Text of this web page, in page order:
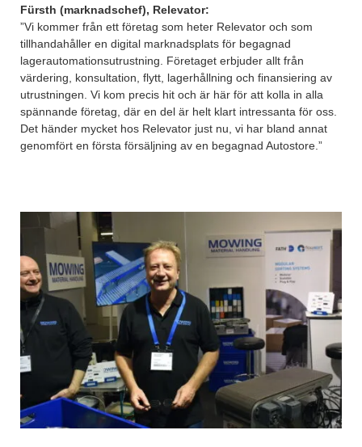
Fürsth (marknadschef), Relevator:
”Vi kommer från ett företag som heter Relevator och som
tillhandahåller en digital marknadsplats för begagnad
lagerautomationsutrustning. Företaget erbjuder allt från
värdering, konsultation, flytt, lagerhållning och finansiering av
utrustningen. Vi kom precis hit och är här för att kolla in alla
spännande företag, där en del är helt klart intressanta för oss.
Det händer mycket hos Relevator just nu, vi har bland annat
genomfört en första försäljning av en begagnad Autostore.”